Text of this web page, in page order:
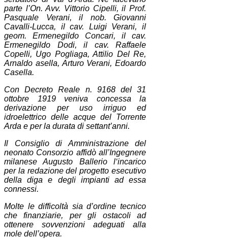
parte l’On. Avv. Vittorio Cipelli, il Prof.
Pasquale Verani, il nob. Giovanni
Cavalli-Lucca, il cav. Luigi Verani, il
geom. Ermenegildo Concari, il cav.
Ermenegildo Dodi, il cav. Raffaele
Copelli, Ugo Pogliaga, Attilio Del Re,
Arnaldo asella, Arturo Verani, Edoardo
Casella.
Con Decreto Reale n. 9168 del 31
ottobre 1919 veniva concessa la
derivazione per uso irriguo ed
idroelettrico delle acque del Torrente
Arda e per la durata di settant’anni.
Il Consiglio di Amministrazione del
neonato Consorzio affidò all’Ingegnere
milanese Augusto Ballerio l‘incarico
per la redazione del progetto esecutivo
della diga e degli impianti ad essa
connessi.
Molte le difficoltà sia d’ordine tecnico
che finanziarie, per gli ostacoli ad
ottenere sovvenzioni adeguati alla
mole dell’opera.